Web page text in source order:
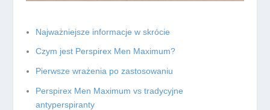
Najważniejsze informacje w skrócie
Czym jest Perspirex Men Maximum?
Pierwsze wrażenia po zastosowaniu
Perspirex Men Maximum vs tradycyjne
antyperspiranty